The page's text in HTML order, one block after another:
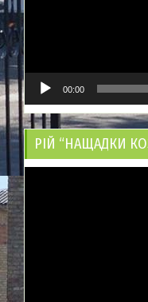
00:00
РІЙ “НАЩАДКИ